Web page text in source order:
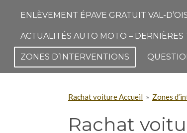
ENLÈVEMENT ÉPAVE GRATUIT VAL-
ACTUALITÉS AUTO MOTO –
ZONES D’INTERVENTIONS
Rachat voiture Accueil » Zones
Rachat